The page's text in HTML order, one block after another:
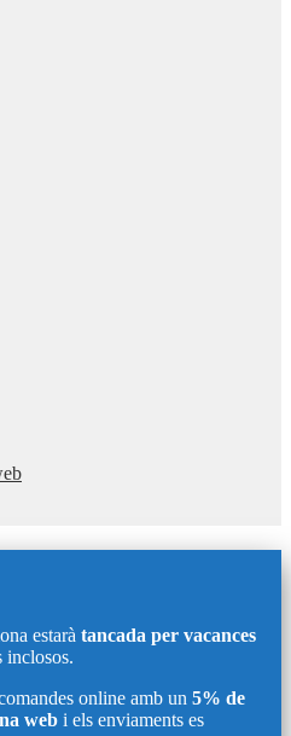
estarà tancada per vacances
inclosos.
online amb un 5% de
web i els enviaments es